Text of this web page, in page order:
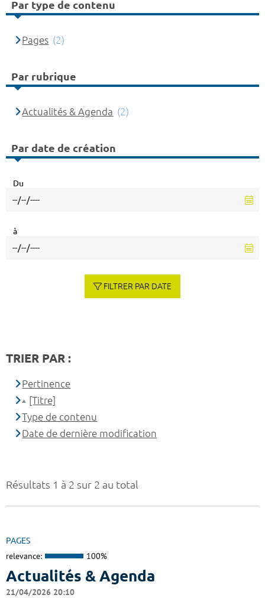
Résultats 1 à 2 sur 2 au total
PAGES
relevance: 100%
Actualités & Agenda
21/04/2026 20:10
Par type de contenu
Pages (2)
Par rubrique
Actualités & Agenda (2)
Par date de création
Du
à
FILTRER PAR DATE
TRIER PAR :
Pertinence
[Titre]
Type de contenu
Date de dernière modification